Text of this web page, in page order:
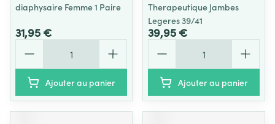
diaphysaire Femme 1 Paire
31,95 €
Ajouter au panier
Therapeutique Jambes
Legeres 39/41
39,95 €
Ajouter au panier